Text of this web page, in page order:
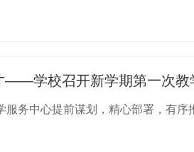
——学校召开新学期第一次教
务中心提前谋划，精心部署，有序